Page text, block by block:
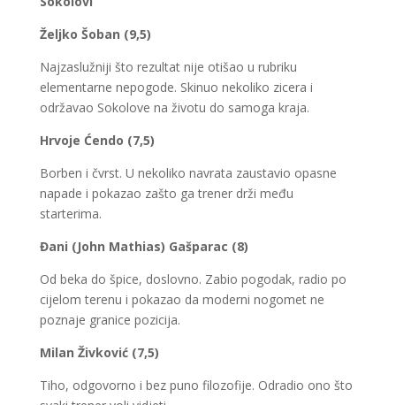
Željko Šoban (9,5)
Najzaslužniji što rezultat nije otišao u rubriku
elementarne nepogode. Skinuo nekoliko zicera i
održavao Sokolove na životu do samoga kraja.
Hrvoje Ćendo (7,5)
Borben i čvrst. U nekoliko navrata zaustavio opasne
napade i pokazao zašto ga trener drži među
starterima.
Đani (John Mathias) Gašparac (8)
Od beka do špice, doslovno. Zabio pogodak, radio po
cijelom terenu i pokazao da moderni nogomet ne
poznaje granice pozicija.
Milan Živković (7,5)
Tiho, odgovorno i bez puno filozofije. Odradio ono što